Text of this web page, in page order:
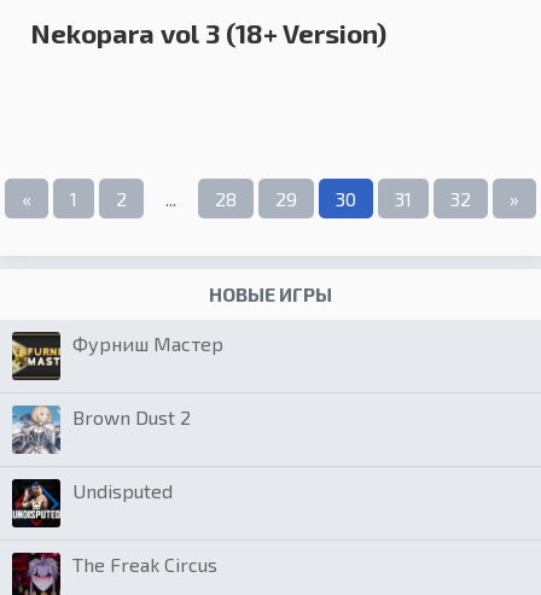
Nekopara vol 3 (18+ Version)
« 1 2 28 29 30 31 32 »
НОВЫЕ ИГРЫ
Фурниш Мастер
Brown Dust 2
Undisputed
The Freak Circus